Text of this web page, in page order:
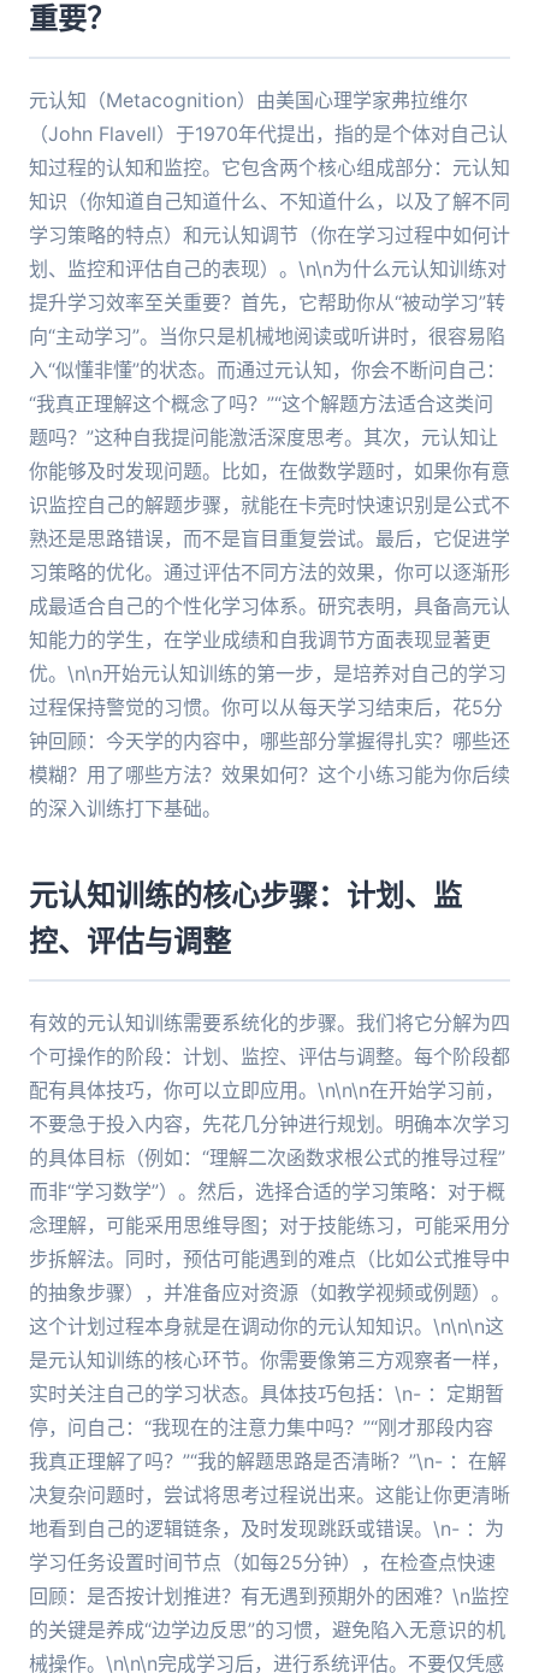
重要？
元认知（Metacognition）由美国心理学家弗拉维尔
（John Flavell）于1970年代提出，指的是个体对自己认
知过程的认知和监控。它包含两个核心组成部分：元认知
知识（你知道自己知道什么、不知道什么，以及了解不同
学习策略的特点）和元认知调节（你在学习过程中如何计
划、监控和评估自己的表现）。\n\n为什么元认知训练对
提升学习效率至关重要？首先，它帮助你从“被动学习”转
向“主动学习”。当你只是机械地阅读或听讲时，很容易陷
入“似懂非懂”的状态。而通过元认知，你会不断问自己：
“我真正理解这个概念了吗？”“这个解题方法适合这类问
题吗？”这种自我提问能激活深度思考。其次，元认知让
你能够及时发现问题。比如，在做数学题时，如果你有意
识监控自己的解题步骤，就能在卡壳时快速识别是公式不
熟还是思路错误，而不是盲目重复尝试。最后，它促进学
习策略的优化。通过评估不同方法的效果，你可以逐渐形
成最适合自己的个性化学习体系。研究表明，具备高元认
知能力的学生，在学业成绩和自我调节方面表现显著更
优。\n\n开始元认知训练的第一步，是培养对自己的学习
过程保持警觉的习惯。你可以从每天学习结束后，花5分
钟回顾：今天学的内容中，哪些部分掌握得扎实？哪些还
模糊？用了哪些方法？效果如何？这个小练习能为你后续
的深入训练打下基础。
元认知训练的核心步骤：计划、监
控、评估与调整
有效的元认知训练需要系统化的步骤。我们将它分解为四
个可操作的阶段：计划、监控、评估与调整。每个阶段都
配有具体技巧，你可以立即应用。\n\n\n在开始学习前，
不要急于投入内容，先花几分钟进行规划。明确本次学习
的具体目标（例如：“理解二次函数求根公式的推导过程”
而非“学习数学”）。然后，选择合适的学习策略：对于概
念理解，可能采用思维导图；对于技能练习，可能采用分
步拆解法。同时，预估可能遇到的难点（比如公式推导中
的抽象步骤），并准备应对资源（如教学视频或例题）。
这个计划过程本身就是在调动你的元认知知识。\n\n\n这
是元认知训练的核心环节。你需要像第三方观察者一样，
实时关注自己的学习状态。具体技巧包括：\n- ：定期暂
停，问自己：“我现在的注意力集中吗？”“刚才那段内容
我真正理解了吗？”“我的解题思路是否清晰？”\n- ：在解
决复杂问题时，尝试将思考过程说出来。这能让你更清晰
地看到自己的逻辑链条，及时发现跳跃或错误。\n- ：为
学习任务设置时间节点（如每25分钟），在检查点快速
回顾：是否按计划推进？有无遇到预期外的困难？\n监控
的关键是养成“边学边反思”的习惯，避免陷入无意识的机
械操作。\n\n\n完成学习后，进行系统评估。不要仅凭感